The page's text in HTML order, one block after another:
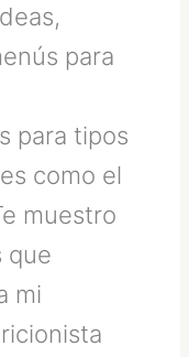
para
para tipos
como el
muestro
que
mi